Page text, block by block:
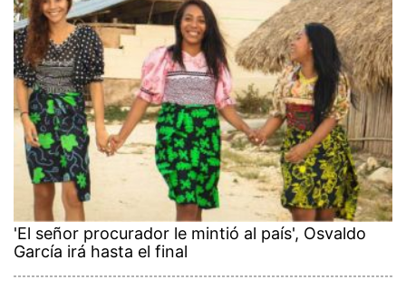
'El señor procurador le mintió al país', Osvaldo
García irá hasta el final